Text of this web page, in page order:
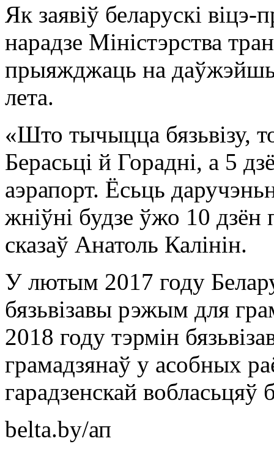
Як заявіў беларускі
нарадзе Міністэрства
прыяжджаць на
лета.
«Што тычыцца бязьвізу,
Берасьці й Горадні, а 5
аэрапорт. Ёсьць
жніўні будзе ўжо 10
сказаў Анатоль Калінін.
У лютым 2017 году
бязьвізавы рэжым для
2018 году тэрмін
грамадзянаў у асобных
гарадзенскай
belta.by/ап